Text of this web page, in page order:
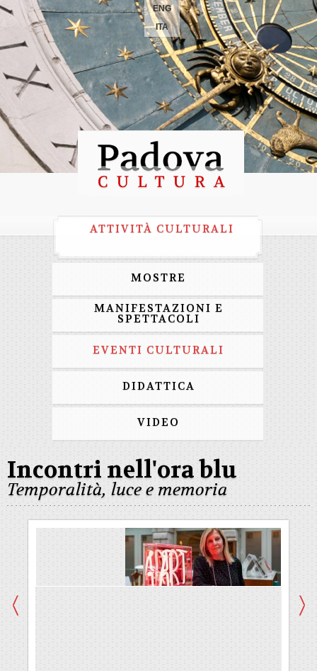
ENG
ITA
ATTIVITÀ CULTURALI
MOSTRE
MANIFESTAZIONI E
SPETTACOLI
EVENTI CULTURALI
DIDATTICA
VIDEO
Incontri nell'ora blu
Temporalità, luce e memoria